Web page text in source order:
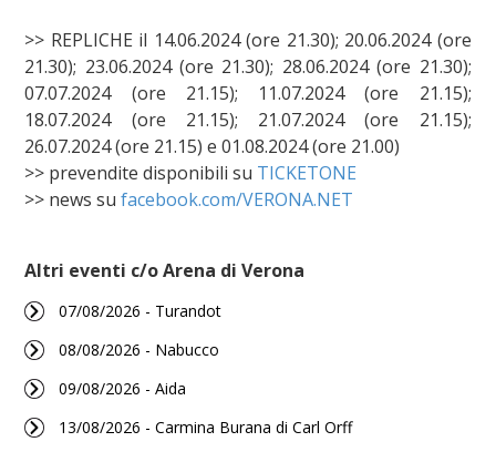
>> REPLICHE il 14.06.2024 (ore 21.30); 20.06.2024 (ore
21.30); 23.06.2024 (ore 21.30); 28.06.2024 (ore 21.30);
07.07.2024 (ore 21.15); 11.07.2024 (ore 21.15);
18.07.2024 (ore 21.15); 21.07.2024 (ore 21.15);
26.07.2024 (ore 21.15) e 01.08.2024 (ore 21.00)
>> prevendite disponibili su TICKETONE
>> news sufacebook.com/VERONA.NET
Altri eventi c/o Arena di Verona
07/08/2026 - Turandot
08/08/2026 - Nabucco
09/08/2026 - Aida
13/08/2026 - Carmina Burana di Carl Orff